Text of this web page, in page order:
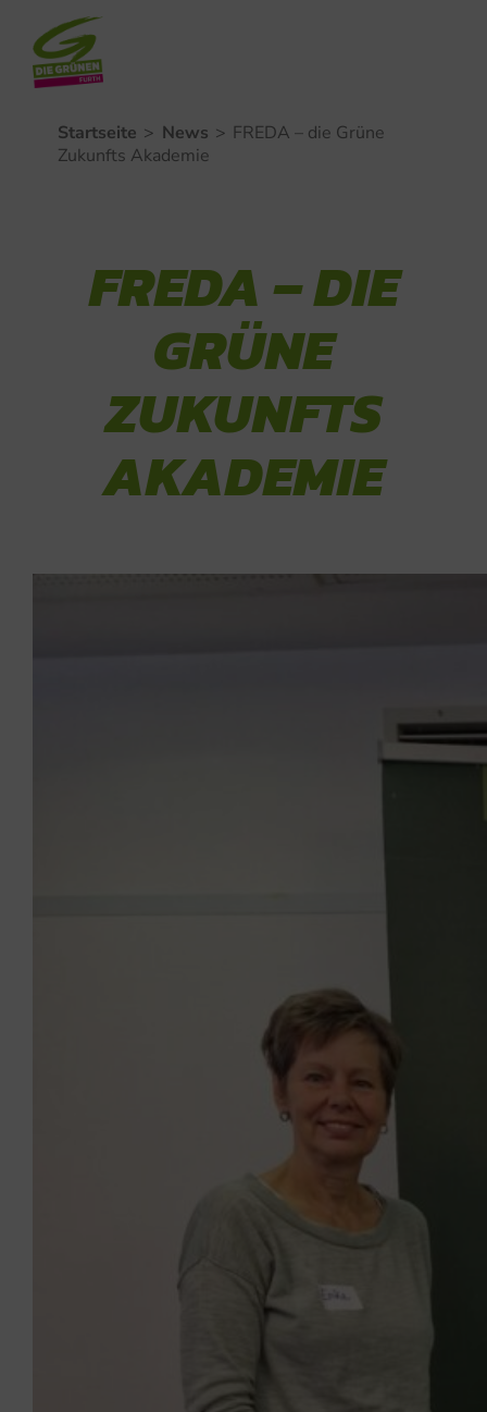
Inhalt
Startseite > News > FREDA – die Grüne
Zukunfts Akademie
FREDA – DIE
GRÜNE
ZUKUNFTS
AKADEMIE